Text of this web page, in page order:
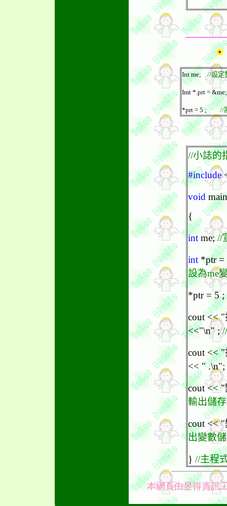
Int me;//設定
Imt *.prt =
*prt = 5 ; //
//小誌的
#include
void
{
int me;//
int *ptr
設為me
*ptr = 5 ;
cout <<
<<"\n" ;
cout <<
<< " .\n";
cout <<
輸出儲
cout <<
出變數
} //主程
本網頁由昱得資訊